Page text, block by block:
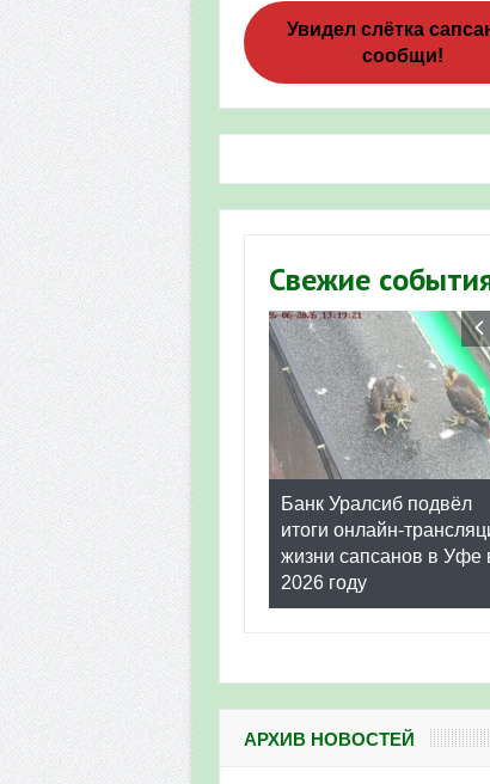
Три
Итоги
Увидел слётка
сообщи!
Свежие
Банк Уралсиб подвёл
итоги онлайн-
жизни сапсанов в Уфе
2026 году
АРХИВ НОВОСТЕЙ